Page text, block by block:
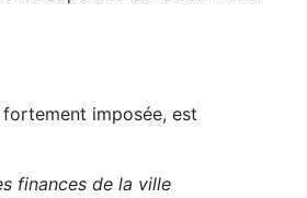
imposée, est
finances de la ville